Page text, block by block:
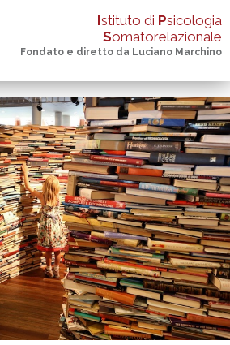
Istituto di Psicologia
Somatorelazionale
Fondato e diretto da Luciano Marchino